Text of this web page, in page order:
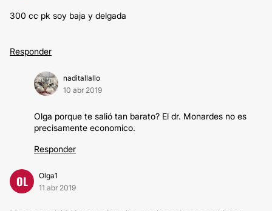
300 cc pk soy baja y delgada
Responder
naditallallo
10 abr 2019
Olga porque te salió tan barato? El dr. Monardes no es
precisamente economico.
Responder
OL
Olga1
11 abr 2019